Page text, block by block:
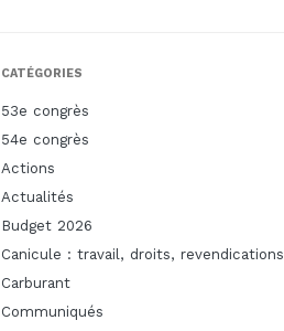
CATÉGORIES
53e congrès
54e congrès
Actions
Actualités
Budget 2026
Canicule : travail, droits, revendications
Carburant
Communiqués